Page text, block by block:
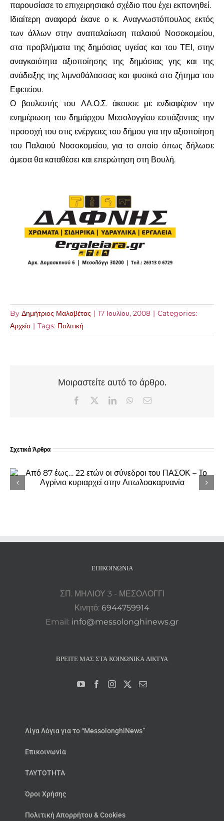
παρουσίασε το επιχειρησιακό σχέδιο που έχει εκπονηθεί.
Ιδιαίτερη αναφορά έκανε ο κ. Αναγνωστόπουλος εκτός
των άλλων στην αναπαλαίωση παλαιού Νοσοκομείου,
στα προβλήματα της δημόσιας υγείας και του ΤΕΙ, στην
αναγκαιότητα αξιοποίησης της δημόσιας γης και της
ανάδειξης της λιμνοθάλασσας και φυσικά στο ζήτημα του
Εφετείου.
Ο βουλευτής του ΛΑ.Ο.Σ. άκουσε με ενδιαφέρον την
ενημέρωση του δημάρχου Μεσολογγίου εστιάζοντας την
προσοχή του στις ενέργειες του δήμου για την αξιοποίηση
του Παλαιού Νοσοκομείου, για το οποίο όπως δήλωσε
άμεσα θα καταθέσει και επερώτηση στη Βουλή.
By Δημήτριος Μαλαβέτας | 17 Ιουλίου, 2008 | Categories:
Αρχείο | Tags: Πολιτική
Μοιραστείτε αυτό το άρθρο.
Facebook LinkedInWhatsApp
Email
Σχετικά Άρθρα
Πρωτοχρονιάτικα κάλαντα από τη
Φιλαρμονική «Ιωσήφ Ρωγών» στο
ΕΠΙΚΟΙΝΩΝΊΑ
ΣΠ. ΜΗΛΙΟΥ 3 - ΜΕΣΟΛΟΓΓΙ
Κινητό: 6944759914
Email: info@messolonghinews.gr
ΒΡΕΊΤΕ ΜΑΣ ΣΤΑ ΚΟΙΝΩΝΙΚΆ ΔΊΚΤΥΑ
Λίγα Λόγια για το “MessolonghiNews”
Επικοινωνία
ΤΑΥΤΟΤΗΤΑ
Όροι Χρήσης
Πολιτική Απορρήτου & Cookies